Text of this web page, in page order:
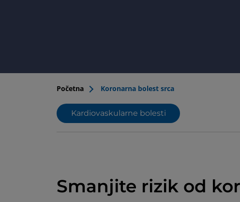
Početna Koronarna bolest srca
Kardiovaskularne bolesti
Smanjite rizik od